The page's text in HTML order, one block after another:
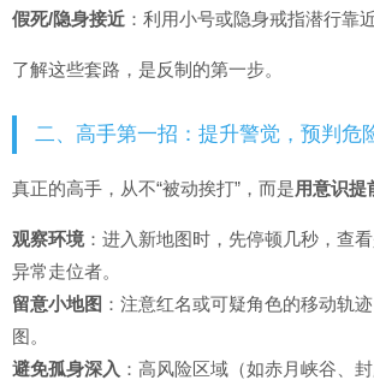
假死/隐身接近 ：利用小号或隐身戒指潜行靠
了解这些套路，是反制的第一步。
二、高手第一招：提升警觉，预判危
真正的高手，从不“被动挨打”，而是用意识提
观察环境：进入新地图时，先停顿几秒，查
异常走位者。
留意小地图 ：注意红名或可疑角色的移动轨
图。
避免孤身深入 ：高风险区域（如赤月峡谷、